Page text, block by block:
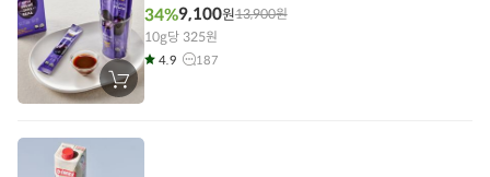
장
바
에
34%9,100원13,900원
10g당 325원
4.9 187